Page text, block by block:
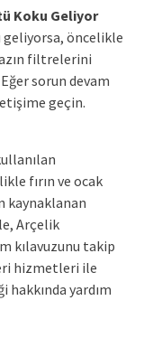
Koku Geliyor
geliyorsa, öncelikle
filtrelerini
sorun devam
geçin.
fırın ve ocak
kaynaklanan
Arçelik
kılavuzunu takip
hizmetleri ile
yardım